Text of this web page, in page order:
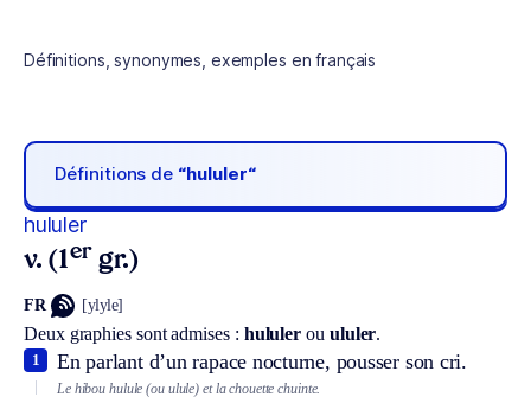
Définitions, synonymes, exemples en français
Définitions de “hululer“
hululer
v. (1er gr.)
FR [ylyle]
Deux graphies sont admises : hululerou ululer.
En parlant d’un rapace nocturne, pousser son cri.
1
Le hibou hulule (ou ulule) et la chouette chuinte.